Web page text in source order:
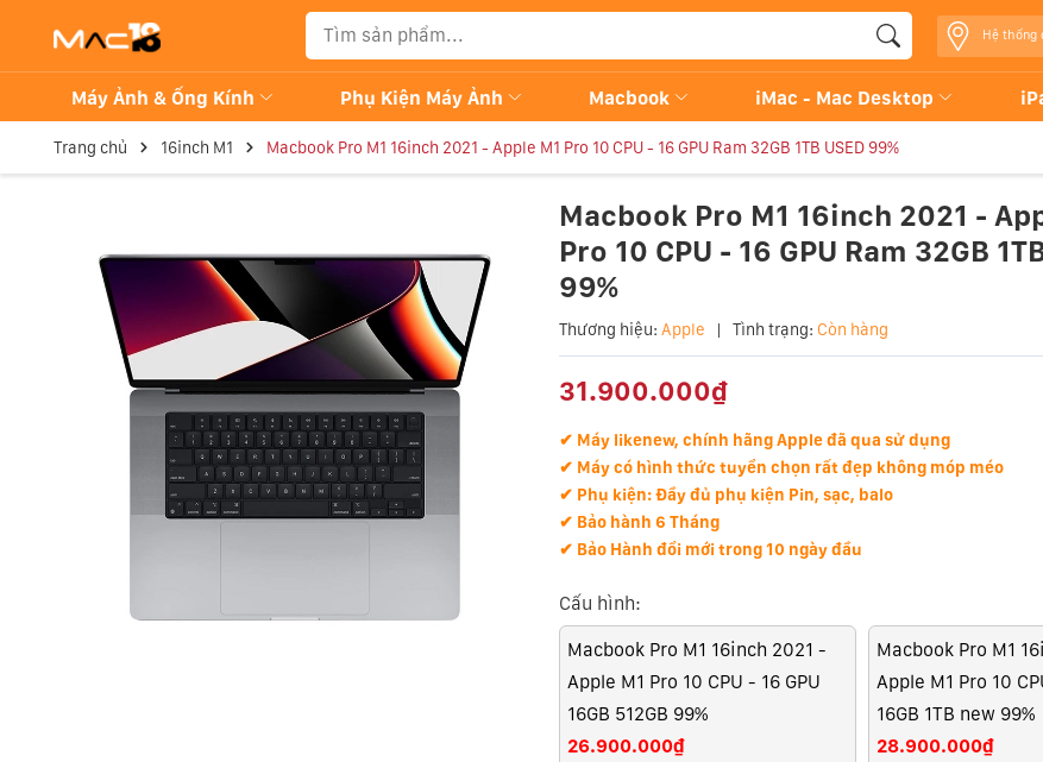
Hệ thống
Máy Ảnh & Ống Kính Phụ Kiện Máy Ảnh Macbook iMac - Mac Desktop
Trang chủ 16inch M1 Macbook Pro M1 16inch 2021 - Apple M1 Pro 10 CPU - 16 GPU Ram 32GB 1TB USED 99%
Macbook Pro M1 16inch 2021 -
Pro 10 CPU - 16 GPU Ram 32GB
99%
Thương hiệu: Apple | Tình trạng: Còn hàng
31.900.000₫
✔ Máy likenew, chính hãng Apple đã qua sử dụng
✔ Máy có hình thức tuyển chọn rất đẹp không móp méo
✔ Phụ kiện: Đầy đủ phụ kiện Pin, sạc, balo
✔ Bảo hành 6 Tháng
✔ Bảo Hành đổi mới trong 10 ngày đầu
Cấu hình:
Macbook Pro M1 16inch 2021 -
Apple M1 Pro 10 CPU - 16 GPU
16GB 512GB 99%
26.900.000₫
Macbook Pro M1
Apple M1 Pro 10
16GB 1TB new 99%
28.900.000₫